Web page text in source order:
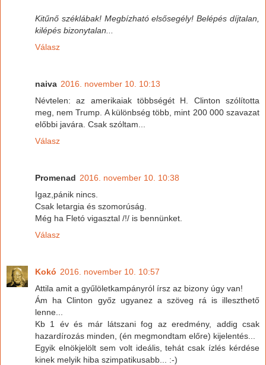
Kitűnő széklábak! Megbízható elsősegély! Belépés díjtalan,
kilépés bizonytalan...
Válasz
naiva 2016. november 10. 10:13
Névtelen: az amerikaiak többségét H. Clinton szólította
meg, nem Trump. A különbség több, mint 200 000 szavazat
előbbi javára. Csak szóltam...
Válasz
Promenad 2016. november 10. 10:38
Igaz,pánik nincs.
Csak letargia és szomorúság.
Még ha Fletó vigasztal /!/ is bennünket.
Válasz
Kokó 2016. november 10. 10:57
Attila amit a gyűlöletkampányról írsz az bizony úgy van!
Ám ha Clinton győz ugyanez a szöveg rá is illeszthető
lenne...
Kb 1 év és már látszani fog az eredmény, addig csak
hazardírozás minden, (én megmondtam előre) kijelentés...
Egyik elnökjelölt sem volt ideális, tehát csak ízlés kérdése
kinek melyik hiba szimpatikusabb... :-)